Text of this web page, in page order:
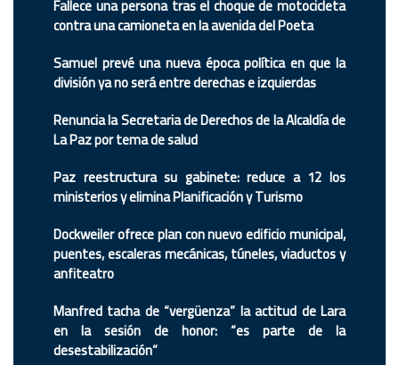
Fallece una persona tras el choque de motocicleta
contra una camioneta en la avenida del Poeta
Samuel prevé una nueva época política en que la
división ya no será entre derechas e izquierdas
Renuncia la Secretaria de Derechos de la Alcaldía de
La Paz por tema de salud
Paz reestructura su gabinete: reduce a 12 los
ministerios y elimina Planificación y Turismo
Dockweiler ofrece plan con nuevo edificio municipal,
puentes, escaleras mecánicas, túneles, viaductos y
anfiteatro
Manfred tacha de “vergüenza” la actitud de Lara
en la sesión de honor: “es parte de la
desestabilización”